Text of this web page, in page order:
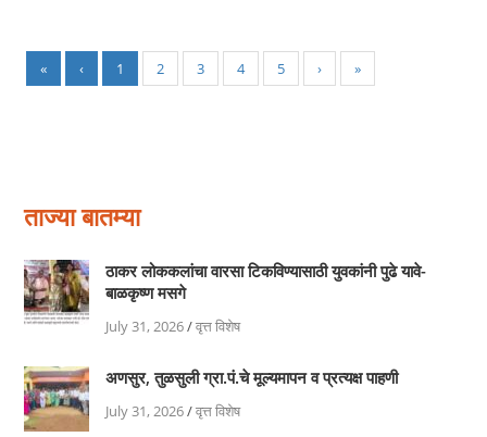
« ‹ 1 2 3 4 5 › »
ताज्या बातम्या
ठाकर लोककलांचा वारसा टिकविण्यासाठी युवकांनी पुढे यावे-
बाळकृष्ण मसगे
July 31, 2026/वृत्त विशेष
अणसुर, तुळसुली ग्रा.पं.चे मूल्यमापन व प्रत्यक्ष पाहणी
July 31, 2026/वृत्त विशेष